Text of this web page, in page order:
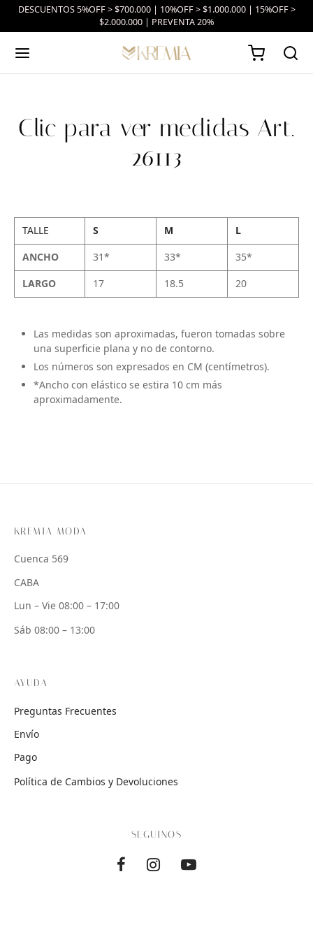
DESCUENTOS 5%OFF > $700.000 | 10%OFF > $1.000.000 | 15%OFF >
$2.000.000 | PREVENTA 20%
Clic para ver medidas Art.
26113
TALLE S M
L
ANCHO
31* 33*
35*
LARGO
17 18.5 20
Las medidas son aproximadas, fueron tomadas sobre
una superficie plana y no de contorno.
Los números son expresados en CM (centímetros).
*Ancho con elástico se estira 10 cm más
aproximadamente.
KREMIA MODA
Cuenca 569
CABA
Lun – Vie 08:00 – 17:00
Sáb 08:00 – 13:00
AYUDA
Preguntas Frecuentes
Envío
Pago
Política de Cambios y Devoluciones
SEGUINOS